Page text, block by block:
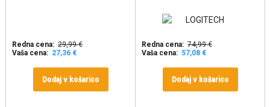
Redna cena: 29,99 €
Vaša cena: 27,36 €
Dodaj v košarico
Redna cena: 74,99 €
Vaša cena: 57,08 €
Dodaj v košarico